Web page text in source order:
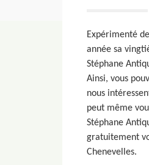
Expérimenté
année sa
Stéphane
Ainsi, vous
nous
peut même
Stéphane
gratuitement
Chenevelles.